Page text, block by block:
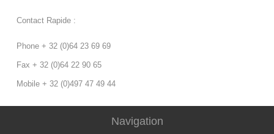
Contact Rapide :
Phone + 32 (0)64 23 69 69
Fax + 32 (0)64 22 90 65
Mobile + 32 (0)497 47 49 44
Navigation